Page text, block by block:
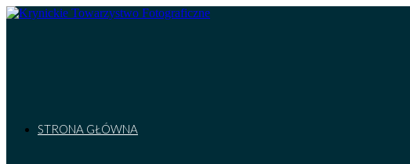
Skip
STRONA GŁÓWNA